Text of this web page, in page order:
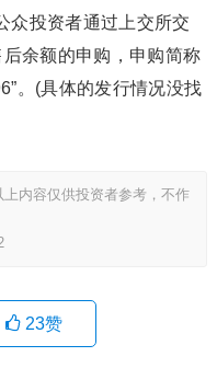
众投资者通过上交所交
余额的申购，申购简称
。(具体的发行情况没找
内容仅供投资者参考，不作
23赞